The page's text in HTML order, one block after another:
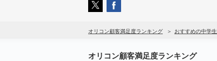
オリコン顧客満足度ランキング おすすめの中学
オリコン顧客満足度ランキング